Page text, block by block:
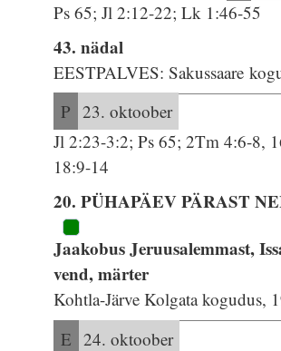
Ps 65; Jl 2:12-22; Lk 1:46-55
43. nädal
EESTPALVES: Sakussaare
P 23. oktoober
Jl 2:23-3:2; Ps 65; 2Tm 4:6-8,
18:9-14
20. PÜHAPÄEV PÄRAST
Jaakobus Jeruusalemmast,
vend, märter
Kohtla-Järve Kolgata kogudus,
E 24. oktoober